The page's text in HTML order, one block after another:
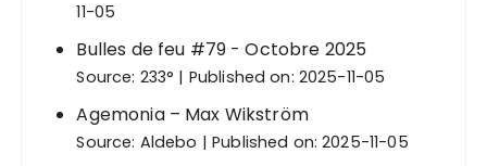
11-05
Bulles de feu #79 - Octobre 2025
Source: 233° Published on: 2025-11-05
Agemonia – Max Wikström
Source: Aldebo Published on: 2025-11-05